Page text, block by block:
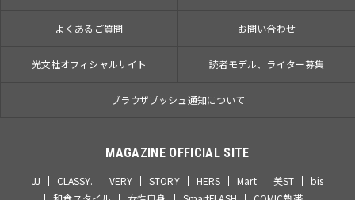
よくあるご質問 お問い合わせ
光文社オフィシャルサイト 読者モデル、ライター募集
ブラウザプッシュ通知について
MAGAZINE OFFICIAL SITE
JJ CLASSY. VERY STORY HERS Mart 美ST
bis